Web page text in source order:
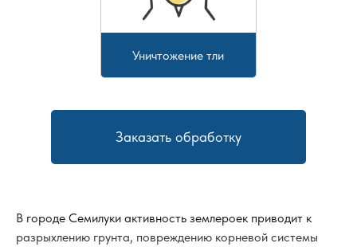
Уничтожение тли
Заказать обработку
В городе Семилуки активность землероек приводит к
разрыхлению грунта, повреждению корневой системы